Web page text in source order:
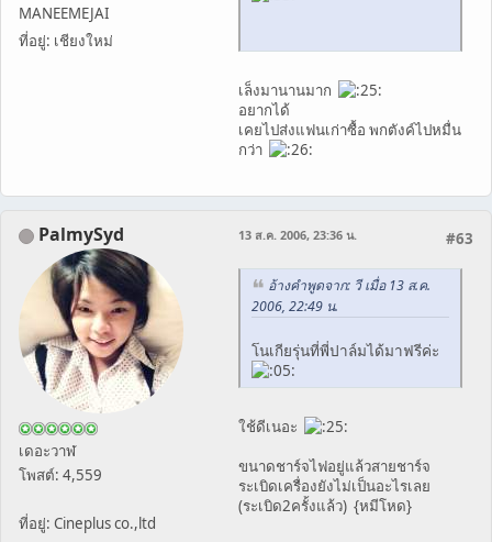
MANEEMEJAI
ที่อยู่: เชียงใหม่
เล็งมานานมาก
อยากได้
เคยไปส่งแฟนเก่าซื้อ พกตังค์ไปหมื่น
กว่า
PalmySyd
เดอะวาฬ
โพสต์: 4,559
ที่อยู่: Cineplus co.,ltd
#63
13 ส.ค. 2006, 23:36 น.
อ้างคำพูดจาก: วี เมื่อ 13 ส.ค.
2006, 22:49 น.
โนเกียรุ่นที่พี่ปาล์มได้มาฟรีค่ะ
ใช้ดีเนอะ
ขนาดชาร์จไฟอยู่แล้วสายชาร์จ
ระเบิดเครื่องยังไม่เป็นอะไรเลย
(ระเบิด2ครั้งแล้ว) {หมีโหด}